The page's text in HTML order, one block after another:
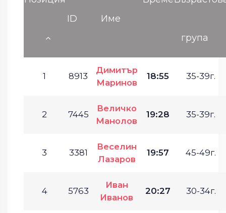
ID
Име
група
1 8913
Димитър
Маринов
18:55 35-39г.
2 7445
Величко
Манолов
19:28 35-39г.
3 3381
Веселин
Лазаров
19:57 45-49г.
4 5763
Иван
Иванов
20:27 30-34г.